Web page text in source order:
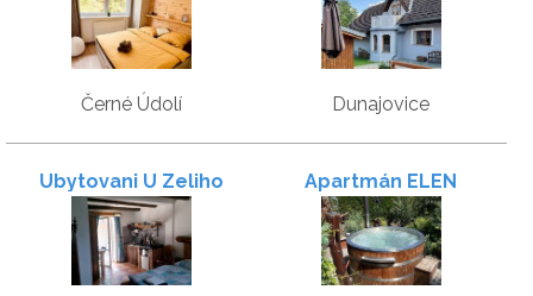
Černé Údolí Dunajovice
Ubytovani U Zeliho Apartmán ELEN